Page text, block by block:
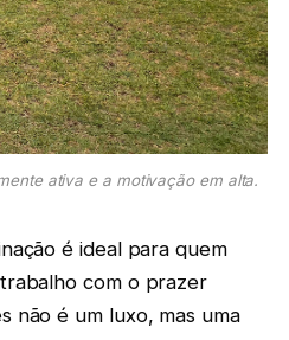
ativa e a motivação em alta.
é ideal para quem
com o prazer
não é um luxo, mas uma